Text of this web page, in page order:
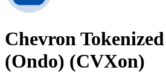
Chevron
(Ondo) (CVXon)